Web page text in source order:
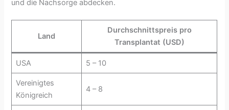
und die Nachsorge abdecken.
Land
Durchschnittspreis pro
Transplantat (USD)
USA 5 – 10
Vereinigtes
Königreich
4 – 8